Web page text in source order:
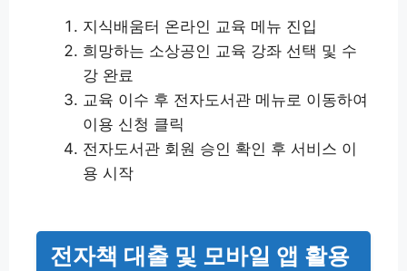
지식배움터 온라인 교육 메뉴 진입
희망하는 소상공인 교육 강좌 선택 및 수
강 완료
교육 이수 후 전자도서관 메뉴로 이동하여
이용 신청 클릭
전자도서관 회원 승인 확인 후 서비스 이
용 시작
전자책 대출 및 모바일 앱 활용